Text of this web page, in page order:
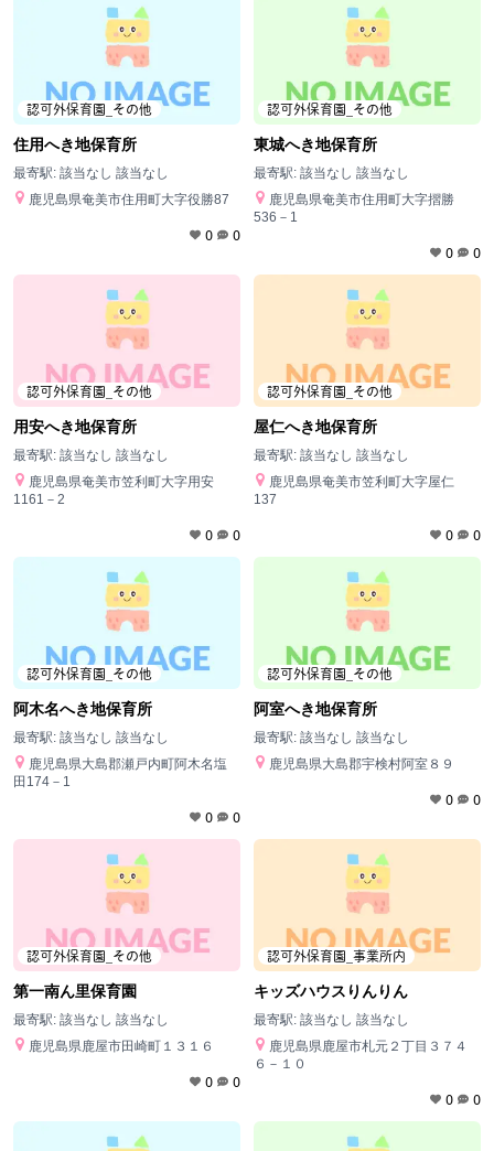
認可外保育園_その他
住用へき地保育所
最寄駅: 該当なし 該当なし
鹿児島県奄美市住用町大字役勝87
0 0
認可外保育園_その他
東城へき地保育所
最寄駅: 該当なし 該当なし
鹿児島県奄美市住用町大字摺勝
536－1
0 0
認可外保育園_その他
用安へき地保育所
最寄駅: 該当なし 該当なし
鹿児島県奄美市笠利町大字用安
1161－2
0 0
認可外保育園_その他
屋仁へき地保育所
最寄駅: 該当なし 該当なし
鹿児島県奄美市笠利町大字屋仁
137
0 0
認可外保育園_その他
阿木名へき地保育所
最寄駅: 該当なし 該当なし
鹿児島県大島郡瀬戸内町阿木名塩
田174－1
0 0
認可外保育園_その他
阿室へき地保育所
最寄駅: 該当なし 該当なし
鹿児島県大島郡宇検村阿室８９
0 0
認可外保育園_その他
第一南ん里保育園
最寄駅: 該当なし 該当なし
鹿児島県鹿屋市田崎町１３１６
0 0
認可外保育園_事業所内
キッズハウスりんりん
最寄駅: 該当なし 該当なし
鹿児島県鹿屋市札元２丁目３７４
６－１０
0 0